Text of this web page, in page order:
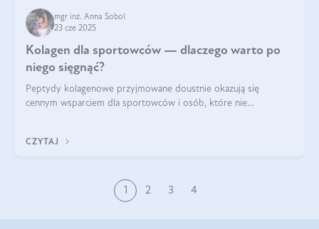
mgr inż. Anna Sobol
23 cze 2025
Kolagen dla sportowców — dlaczego warto po
niego sięgnąć?
Peptydy kolagenowe przyjmowane doustnie okazują się
cennym wsparciem dla sportowców i osób, które nie
CZYTAJ
1 2 3 4